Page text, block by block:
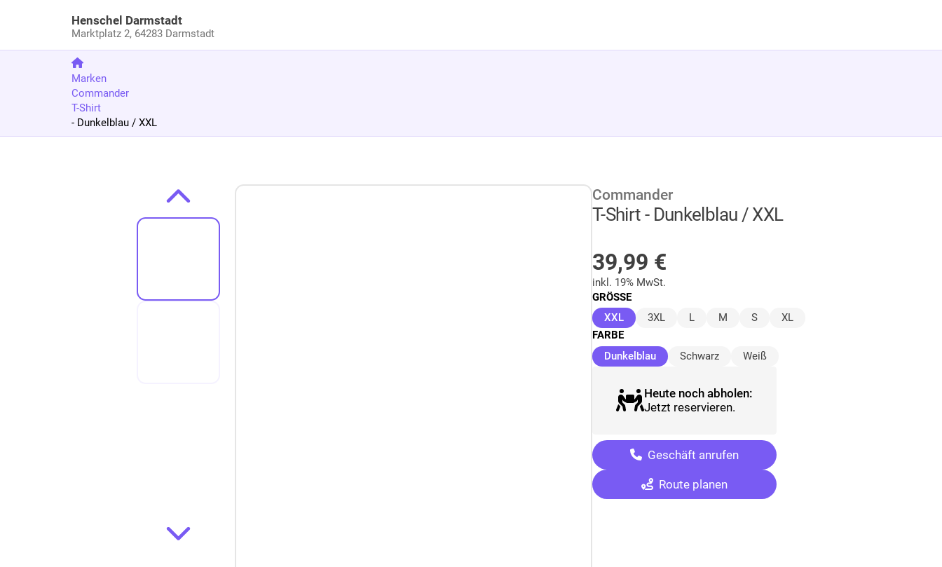
Henschel Darmstadt
Marktplatz 2, 64283 Darmstadt
Marken
Commander
T-Shirt
- Dunkelblau / XXL
Zur Produktbeschreibung springen Commander
T-Shirt - Dunkelblau / XXL
39,99 €
inkl. 19% MwSt.
GRÖSSE
XXL(ausgewählt)
3XL L M S
XL
FARBE
Dunkelblau(ausgewählt)
Schwarz Weiß
Heute noch abholen:
Jetzt reservieren.
Geschäft anrufen
Route planen